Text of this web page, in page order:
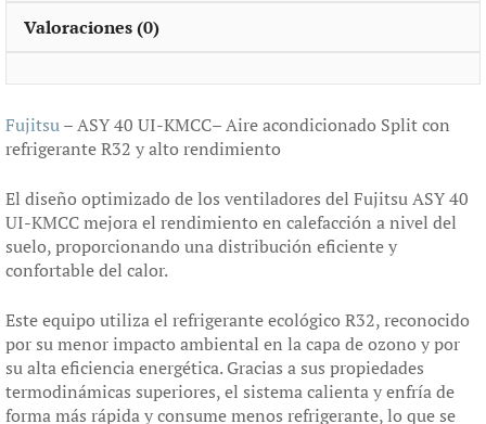
Valoraciones (0)
Fujitsu– ASY 40 UI-KMCC– Aire acondicionado Split con
refrigerante R32 y alto rendimiento
El diseño optimizado de los ventiladores del Fujitsu ASY 40
UI-KMCC mejora el rendimiento en calefacción a nivel del
suelo, proporcionando una distribución eficiente y
confortable del calor.
Este equipo utiliza el refrigerante ecológico R32, reconocido
por su menor impacto ambiental en la capa de ozono y por
su alta eficiencia energética. Gracias a sus propiedades
termodinámicas superiores, el sistema calienta y enfría de
forma más rápida y consume menos refrigerante, lo que se